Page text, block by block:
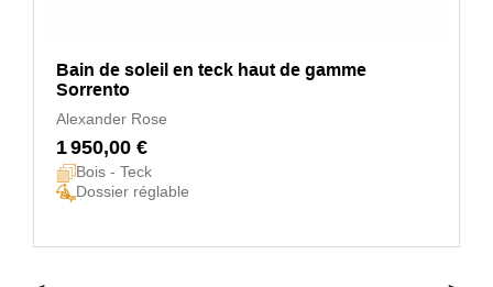
Bain de soleil en teck haut de gamme
Sorrento
Alexander Rose
1 950,00 €
Bois - Teck
Dossier réglable